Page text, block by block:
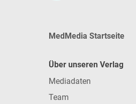
MedMedia Startseite
Über unseren Verlag
Mediadaten
Team